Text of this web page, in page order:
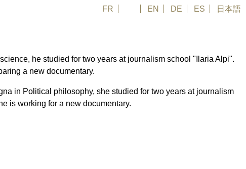
FR EN DE ES 日本語
he studied for two years at journalism school "Ilaria Alpi".
a new documentary.
in Political philosophy, she studied for two years at journalism
is working for a new documentary.